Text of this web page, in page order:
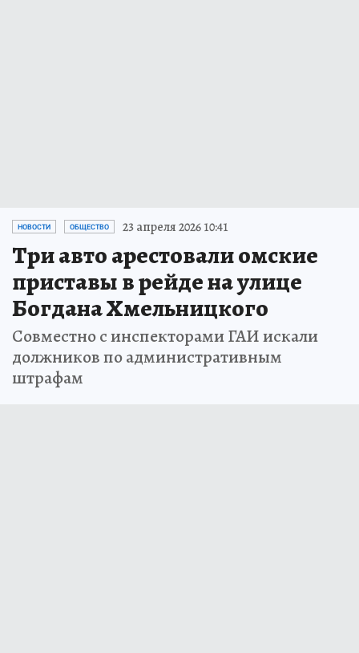
НОВОСТИ ОБЩЕСТВО 23 апреля 2026 10:41
Три авто арестовали омские
приставы в рейде на улице
Богдана Хмельницкого
Совместно с инспекторами ГАИ искали
должников по административным
штрафам